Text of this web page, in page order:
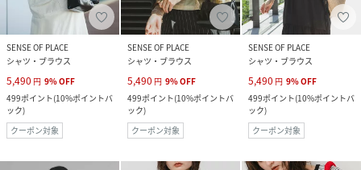
SENSE OF PLACE
シャツ・ブラウス
5,490 円 9%OFF
499ポイント(10%ポイントバ
ック)
クーポン対象
SENSE OF PLACE
シャツ・ブラウス
5,490 円 9%OFF
499ポイント(10%ポイントバ
ック)
クーポン対象
SENSE OF PLACE
シャツ・ブラウス
5,490 円 9%OFF
499ポイント(10%ポイントバ
ック)
クーポン対象